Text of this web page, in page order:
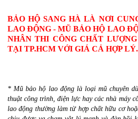
BẢO HỘ SANG HÀ LÀ NƠI
LAO ĐỘNG - MŨ BẢO HỘ LAO
NHÂN THI CÔNG CHẤT
TẠI TP.HCM VỚI GIÁ CẢ HỢP LÝ.
* Mũ bảo hộ lao động là loại mũ chuyên
thuật công trình, điện lực hay các nhà máy
lao động thường làm từ hợp chất hữu cơ